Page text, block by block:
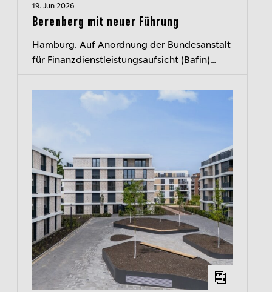
19. Jun 2026
Berenberg mit neuer Führung
Hamburg. Auf Anordnung der Bundesanstalt
für Finanzdienstleistungsaufsicht (Bafin)
Geschäftsleitungsmitglieder von Bere...